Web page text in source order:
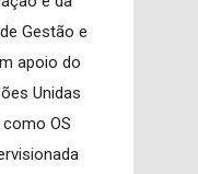
Gestão e
apoio do
Unidas
OS